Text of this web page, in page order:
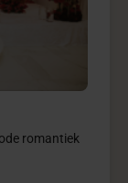
romantiek